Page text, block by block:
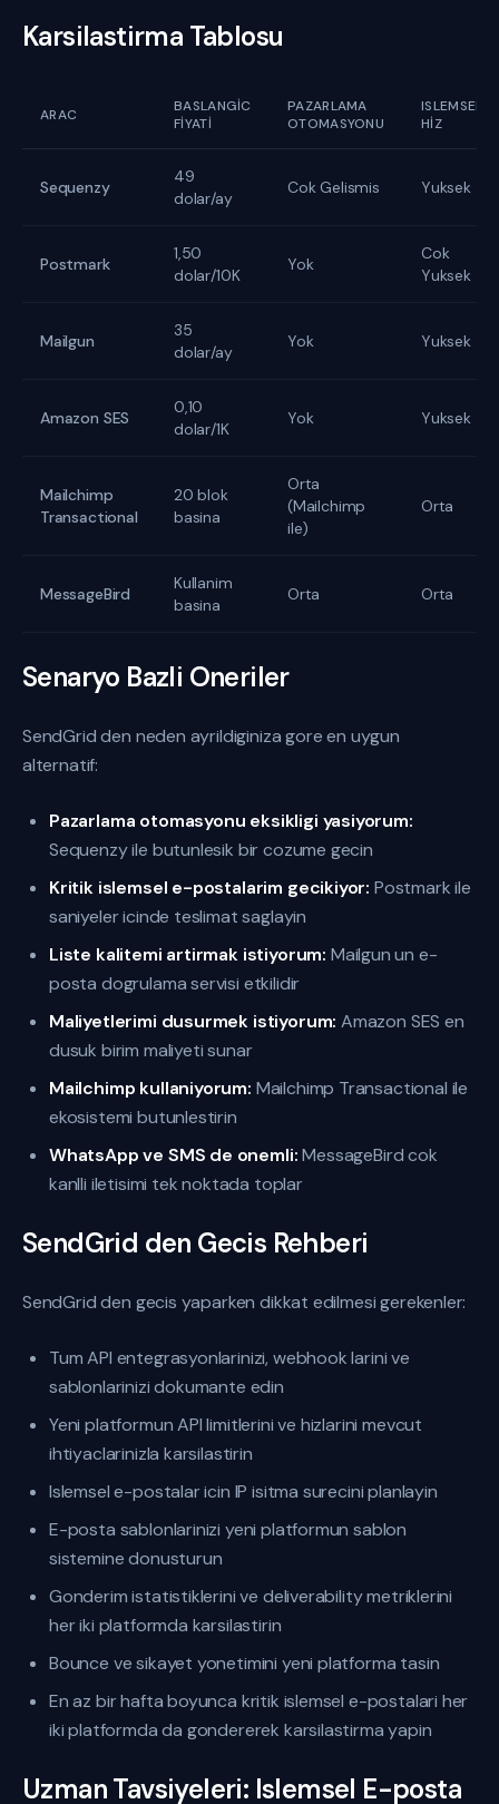
Karsilastirma Tablosu
ARAC
BASLANGIC
FIYATI
PAZARLAMA
OTOMASYONU
ISLEMSEL
HIZ
Sequenzy
49
dolar/ay
Cok Gelismis Yuksek
Postmark
1,50
dolar/10K
Yok
Cok
Yuksek
Mailgun
35
dolar/ay
Yok Yuksek
Amazon SES
0,10
dolar/1K
Yok Yuksek
Mailchimp
Transactional
20 blok
basina
Orta
(Mailchimp
ile)
Orta
MessageBird
Kullanim
basina
Orta Orta
Senaryo Bazli Oneriler
SendGrid den neden ayrildiginiza gore en uygun
alternatif:
Pazarlama otomasyonu eksikligi yasiyorum:
Sequenzy ile butunlesik bir cozume gecin
Kritik islemsel e-postalarim gecikiyor: Postmark ile
saniyeler icinde teslimat saglayin
Liste kalitemi artirmak istiyorum: Mailgun un e-
posta dogrulama servisi etkilidir
Maliyetlerimi dusurmek istiyorum: Amazon SES en
dusuk birim maliyeti sunar
Mailchimp kullaniyorum: Mailchimp Transactional ile
ekosistemi butunlestirin
WhatsApp ve SMS de onemli:MessageBird cok
kanlli iletisimi tek noktada toplar
SendGrid den Gecis Rehberi
SendGrid den gecis yaparken dikkat edilmesi gerekenler:
Tum API entegrasyonlarinizi, webhook larini ve
sablonlarinizi dokumante edin
Yeni platformun API limitlerini ve hizlarini mevcut
ihtiyaclarinizla karsilastirin
Islemsel e-postalar icin IP isitma surecini planlayin
E-posta sablonlarinizi yeni platformun sablon
sistemine donusturun
Gonderim istatistiklerini ve deliverability metriklerini
her iki platformda karsilastirin
Bounce ve sikayet yonetimini yeni platforma tasin
En az bir hafta boyunca kritik islemsel e-postalari her
iki platformda da gondererek karsilastirma yapin
Uzman Tavsiyeleri: Islemsel E-posta